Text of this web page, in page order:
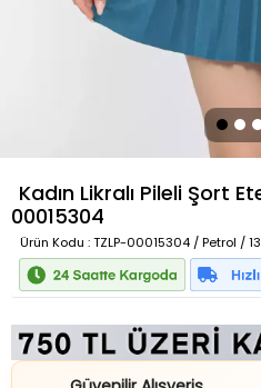
Kadın Likralı Pileli Şort
00015304
Ürün Kodu : TZLP-00015304 / Petrol /